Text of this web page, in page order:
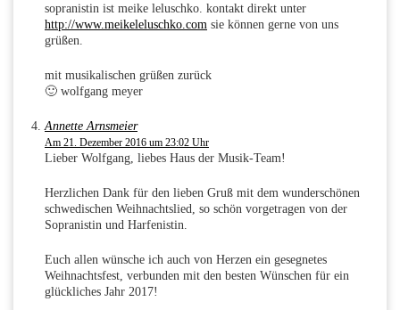
sopranistin ist meike leluschko. kontakt direkt unter
http://www.meikeleluschko.com sie können gerne von uns
grüßen.
mit musikalischen grüßen zurück
🙂 wolfgang meyer
Annette Arnsmeier
Am 21. Dezember 2016 um 23:02 Uhr
Lieber Wolfgang, liebes Haus der Musik-Team!
Herzlichen Dank für den lieben Gruß mit dem wunderschönen
schwedischen Weihnachtslied, so schön vorgetragen von der
Sopranistin und Harfenistin.
Euch allen wünsche ich auch von Herzen ein gesegnetes
Weihnachtsfest, verbunden mit den besten Wünschen für ein
glückliches Jahr 2017!